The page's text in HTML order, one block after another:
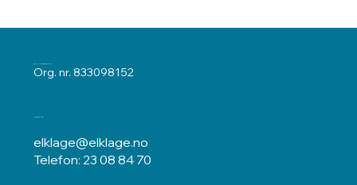
ELKLAGENEMNDA
Org. nr. 833098152
Kontakt oss
elklage@elklage.no
Telefon: 23 08 84 70